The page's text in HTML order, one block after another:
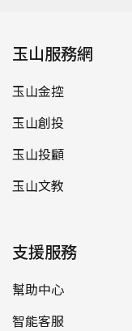
玉山服務網
玉山金控
玉山創投
玉山投顧
玉山文教
支援服務
幫助中心
智能客服